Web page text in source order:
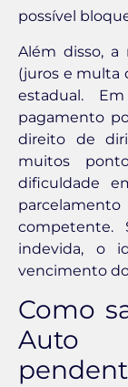
possível
Além disso, a
(juros e multa
estadual.
pagamento
direito de
muitos
dificuldade
indevida, o
vencimento
Como
Auto